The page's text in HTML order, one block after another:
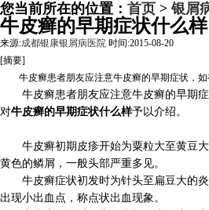
您当前所在的位置： 首页 >银屑
牛皮癣的早期症状什么样
来源:成都银康银屑病医院 时间:2015-08-20
[摘要]
牛皮癣患者朋友应注意牛皮癣的早期症状，如
牛皮癣患者朋友应注意牛皮癣的早期症
对牛皮癣的早期症状什么样予以介绍。
牛皮癣初期皮疹开始为粟粒大至黄豆大
黄色的鳞屑，一般头部严重多见。
牛皮癣症状初发时为针头至扁豆大的炎
出现小出血点，称点状出血现象。